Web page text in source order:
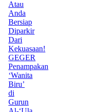
Atau
Anda
Bersiap
Diparkir
Dari
Kekuasaan!
GEGER
Penampakan
‘Wanita
Biru’
di
Gurun